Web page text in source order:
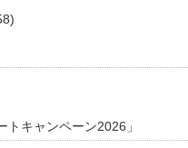
トキャンペーン2026」